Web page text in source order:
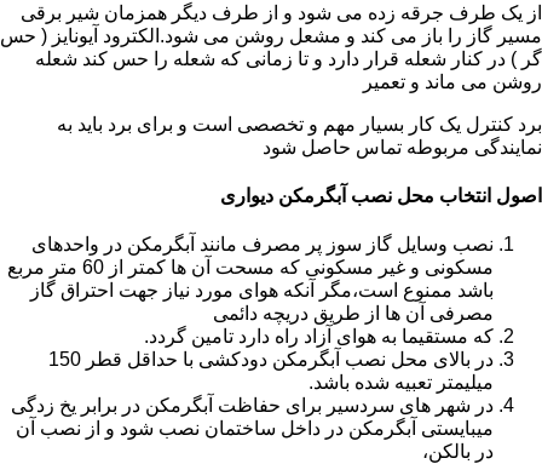
از یک طرف جرقه زده می شود و از طرف دیگر همزمان شیر برقی
مسیر گاز را باز می کند و مشعل روشن می شود.الکترود آیونایز ( حس
گر ) در کنار شعله قرار دارد و تا زمانی که شعله را حس کند شعله
روشن می ماند و تعمیر
برد کنترل یک کار بسیار مهم و تخصصی است و برای برد باید به
نمایندگی مربوطه تماس حاصل شود
اصول انتخاب محل نصب آبگرمکن دیواری
نصب وسایل گاز سوز پر مصرف مانند آبگرمکن در واحدهای
مسکونی و غیر مسکونی که مسحت آن ها کمتر از 60 متر مربع
باشد ممنوع است،مگر آنکه هوای مورد نیاز جهت احتراق گاز
مصرفی آن ها از طریق دریچه دائمی
که مستقیما به هوای آزاد راه دارد تامین گردد.
در بالای محل نصب آبگرمکن دودکشی با حداقل قطر 150
میلیمتر تعبیه شده باشد.
در شهر های سردسیر برای حفاظت آبگرمکن در برابر یخ زدگی
میبایستی آبگرمکن در داخل ساختمان نصب شود و از نصب آن
در بالکن،